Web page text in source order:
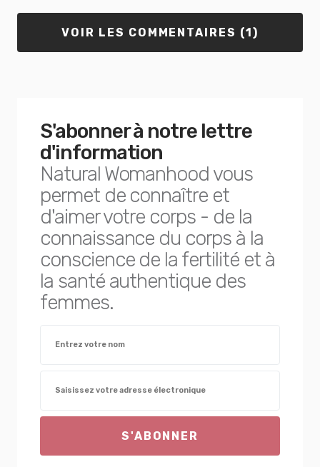
VOIR LES COMMENTAIRES (1)
S'abonner à notre lettre
d'information
Natural Womanhood vous
permet de connaître et
d'aimer votre corps - de la
connaissance du corps à la
conscience de la fertilité et à
la santé authentique des
femmes.
S'ABONNER